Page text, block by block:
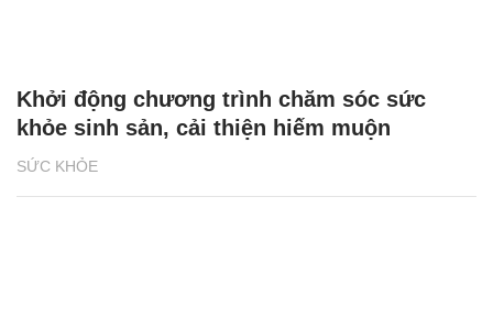
SỨC KHỎE
Khởi động chương trình chăm sóc sức
khỏe sinh sản, cải thiện hiếm muộn